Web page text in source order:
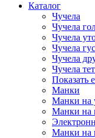
Каталог
Чучела
Чучела
Чучела
Чучела
Чучела
Чучела
Показать
Манки
Манки на
Манки на
Манки на